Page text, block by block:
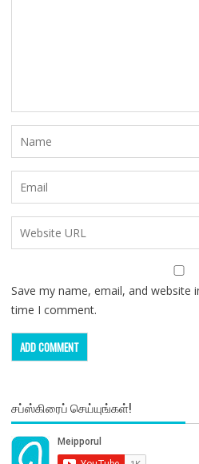
Save my name, email, and website
time I comment.
சப்ஸ்கிரைப் செய்யுங்கள்!